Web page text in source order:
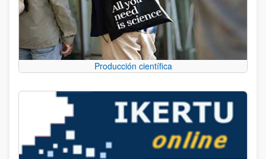
Producción científica